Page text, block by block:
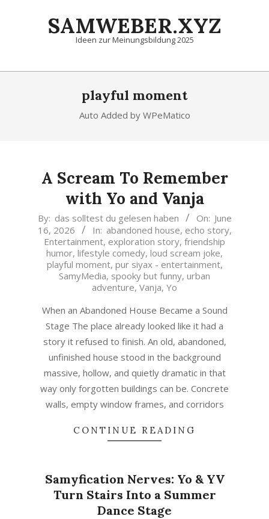
SAMWEBER.XYZ
Ideen zur Meinungsbildung 2025
Primary
playful moment
Auto Added by WPeMatico
A Scream To Remember
with Yo and Vanja
2026-
06-
16
By: das solltest du gelesen haben On: June
16, 2026
In: abandoned house, echo story,
Entertainment, exploration story, friendship
humor, lifestyle comedy, loud scream joke,
playful moment, pur siyax - entertainment,
SamyMedia, spooky but funny, urban
adventure, Vanja, Yo
When an Abandoned House Became a Sound
Stage The place already looked like it had a
story it refused to finish. An old, abandoned,
unfinished house stood in the background
massive, hollow, and quietly dramatic in that
way only forgotten buildings can be. Concrete
walls, empty window frames, and corridors
CONTINUE READING
Samyfication Nerves: Yo & YV
Turn Stairs Into a Summer
Dance Stage